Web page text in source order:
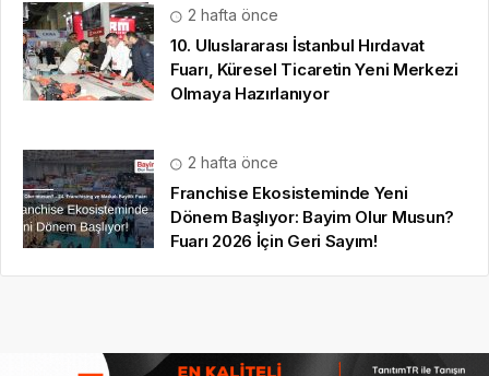
2 hafta önce
10. Uluslararası İstanbul Hırdavat
Fuarı, Küresel Ticaretin Yeni Merkezi
Olmaya Hazırlanıyor
2 hafta önce
Franchise Ekosisteminde Yeni
Dönem Başlıyor: Bayim Olur Musun?
Fuarı 2026 İçin Geri Sayım!